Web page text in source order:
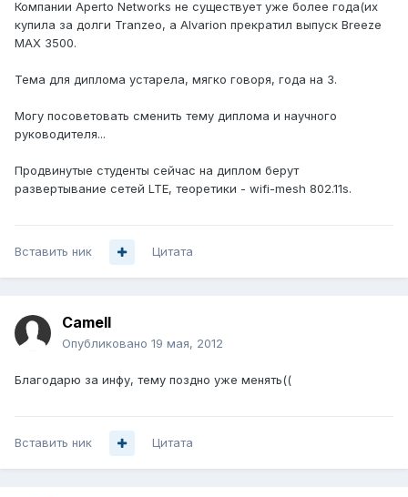
Компании Aperto Networks не существует уже более года(их
купила за долги Tranzeo, а Alvarion прекратил выпуск Breeze
MAX 3500.
Тема для диплома устарела, мягко говоря, года на 3.
Могу посоветовать сменить тему диплома и научного
руководителя...
Продвинутые студенты сейчас на диплом берут
развертывание сетей LTE, теоретики - wifi-mesh 802.11s.
Вставить ник Цитата
Camell
Опубликовано 19 мая, 2012
Благодарю за инфу, тему поздно уже менять((
Вставить ник Цитата